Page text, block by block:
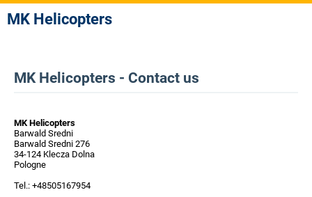
MK Helicopters
MK Helicopters - Contact us
MK Helicopters
Barwald Sredni
Barwald Sredni 276
34-124 Klecza Dolna
Pologne
Tel.: +48505167954